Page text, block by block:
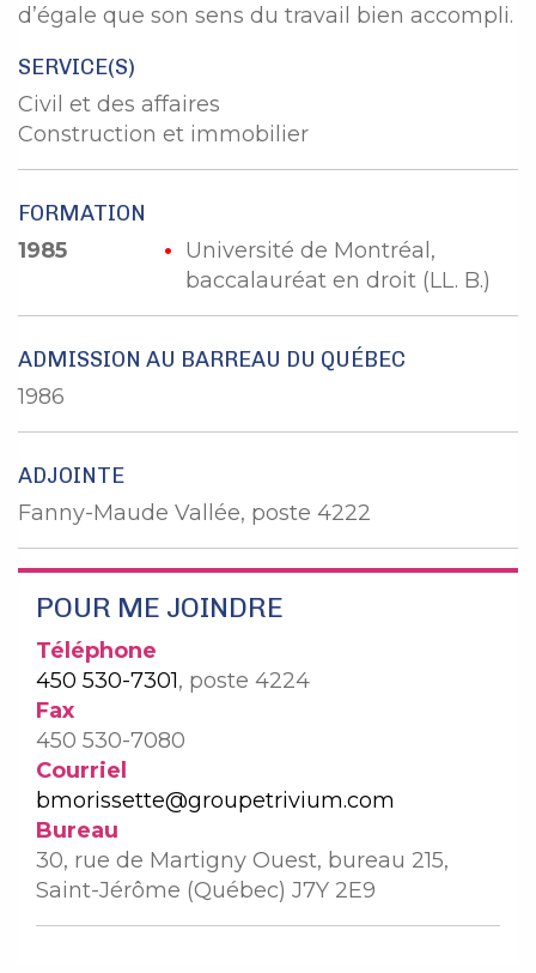
d’égale que son sens du travail bien accompli.
SERVICE(S)
Civil et des affaires
Construction et immobilier
FORMATION
1985
Université de Montréal,
baccalauréat en droit (LL. B.)
ADMISSION AU BARREAU DU QUÉBEC
1986
ADJOINTE
Fanny-Maude Vallée, poste 4222
POUR ME JOINDRE
Téléphone
450 530-7301, poste 4224
Fax
450 530-7080
Courriel
bmorissette@groupetrivium.com
Bureau
30, rue de Martigny Ouest, bureau 215,
Saint-Jérôme (Québec) J7Y 2E9